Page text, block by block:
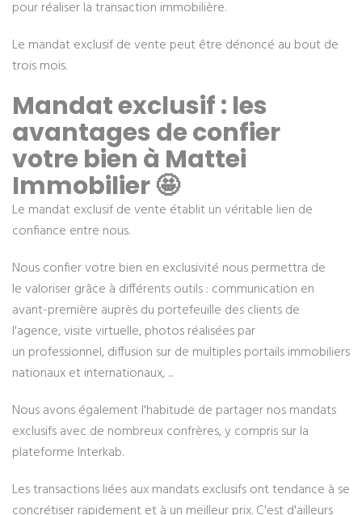
pour réaliser la transaction immobilière.
Le mandat exclusif de vente peut être dénoncé au bout de
trois mois.
Mandat exclusif : les
avantages de confier
votre bien à Mattei
Immobilier 🤩
Le mandat exclusif de vente établit un véritable lien de
confiance entre nous.
Nous confier votre bien en exclusivité nous permettra de
le valoriser grâce à différents outils : communication en
avant-première auprès du portefeuille des clients de
l'agence, visite virtuelle, photos réalisées par
un professionnel, diffusion sur de multiples portails immobiliers
nationaux et internationaux, ...
Nous avons également l'habitude de partager nos mandats
exclusifs avec de nombreux confrères, y compris sur la
plateforme Interkab.
Les transactions liées aux mandats exclusifs ont tendance à se